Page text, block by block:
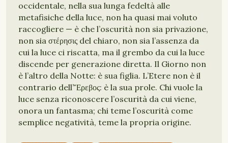
occidentale, nella sua lunga fedeltà alle
metafisiche della luce, non ha quasi mai voluto
raccogliere — è che l’oscurità non sia privazione,
non sia στέρησις del chiaro, non sia l’assenza da
cui la luce ci riscatta, ma il grembo da cui la luce
discende per generazione diretta. Il Giorno non
è l’altro della Notte: è sua figlia. L’Etere non è il
contrario dell’Ἔρεβος: è la sua prole. Chi vuole la
luce senza riconoscere l’oscurità da cui viene,
onora un fantasma; chi teme l’oscurità come
semplice negatività, teme la propria origine.